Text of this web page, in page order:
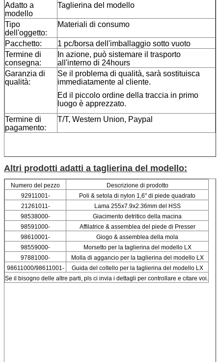
Adatto a
modello
Taglierina del modello
Tipo
dell'oggetto:
Materiali di consumo
Pacchetto:
1 pc/borsa dell'imballaggio sotto vuoto
Termine di
consegna:
In azione, può sistemare il trasporto
all'interno di 24hours
Garanzia di
qualità:
Se il problema di qualità, sarà sostituisca
immediatamente al cliente.
Ed il piccolo ordine della traccia in primo
luogo è apprezzato.
Termine di
pagamento:
T/T, Western Union, Paypal
Altri prodotti adatti a taglierina del modello:
Numero del pezzo
Descrizione di prodotto
92911001-
Poli & setola di nylon 1,6" di piede quadrato
21261011-
Lama 255x7.9x2.36mm del HSS
98538000-
Giacimento detritico della macina
98591000-
Affilatrice & assemblea del piede di Presser
98610001-
Giogo & assemblea della mola
98559000-
Morsetto per la taglierina del modello LX
97881000-
Molla di aggancio per la taglierina del modello LX
98611000/98611001-
Guida del coltello per la taglierina del modello LX
Se il bisogno delle altre parti, pls ci invia i dettagli per controllare e citare voi.